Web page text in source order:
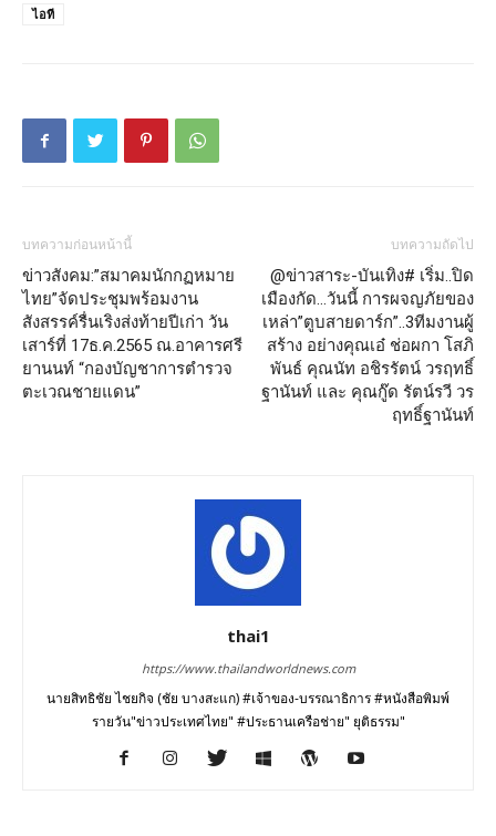
ไอที
บทความก่อนหน้านี้
ข่าวสังคม:”สมาคมนักกฏหมาย
ไทย”จัดประชุมพร้อมงาน
สังสรรค์รื่นเริงส่งท้ายปีเก่า วัน
เสาร์ที่ 17ธ.ค.2565 ณ.อาคารศรี
ยานนท์ “กองบัญชาการตำรวจ
ตะเวณชายแดน”
บทความถัดไป
@ข่าวสาระ-บันเทิง# เริ่ม..ปิด
เมืองกัด…วันนี้ การผจญภัยของ
เหล่า”ตูบสายดาร์ก”..3ทีมงานผู้
สร้าง อย่างคุณเอ๋ ช่อผกา โสภิ
พันธ์ คุณนัท อชิรรัตน์ วรฤทธิ์
ฐานันท์ และ คุณกู๊ด รัตน์รวี วร
ฤทธิ์ฐานันท์
thai1
https://www.thailandworldnews.com
นายสิทธิชัย ไชยกิจ (ชัย บางสะแก) #เจ้าของ-บรรณาธิการ #หนังสือพิมพ์
รายวัน"ข่าวประเทศไทย" #ประธานเครือช่าย" ยุติธรรม"